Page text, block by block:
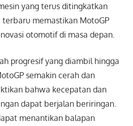
yang terus ditingkatkan
memastikan MotoGP
otomotif di masa depan.
progresif yang diambil hingga
semakin cerah dan
bahwa kecepatan dan
dapat berjalan beriringan.
menantikan balapan